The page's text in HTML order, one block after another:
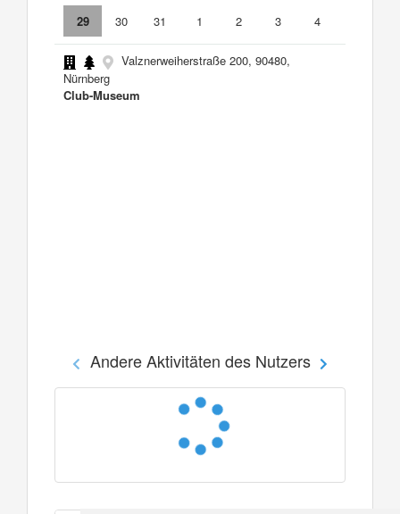
29
30 31 1 2 3 4
Valznerweiherstraße 200, 90480,
Nürnberg
Club-Museum
Andere Aktivitäten des Nutzers